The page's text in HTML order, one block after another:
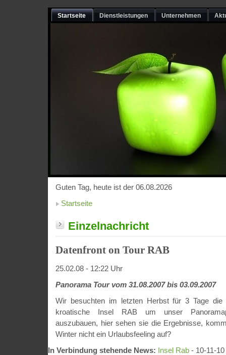
Startseite Dienstleistungen Unternehmen
Guten Tag, heute ist der 06.08.2026
Startseite
Einzelnachricht
Datenfront on Tour RAB
25.02.08 - 12:22 Uhr
Panorama Tour vom 31.08.2007 bis 03.09.2007
Wir besuchten im letzten Herbst für 3 Tage die
kroatische Insel RAB um unser
auszubauen, hier sehen sie die Ergebnisse,
Winter nicht ein Urlaubsfeeling auf?
In Verbindung stehende News: Insel Rab - 10-11-